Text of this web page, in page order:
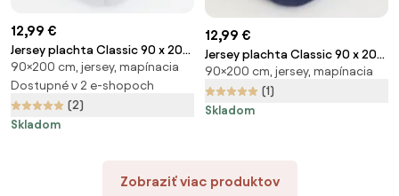
12,99 €
Jersey plachta Classic 90 x 200
cm – svetlo sivá
90×200 cm, jersey, mapínacia
Dostupné v 2 e-shopoch
(2)
Skladom
12,99 €
Jersey plachta Classic 90 x 200
cm – tmavo modrá
90×200 cm, jersey, mapínacia
(1)
Skladom
Zobraziť viac produktov